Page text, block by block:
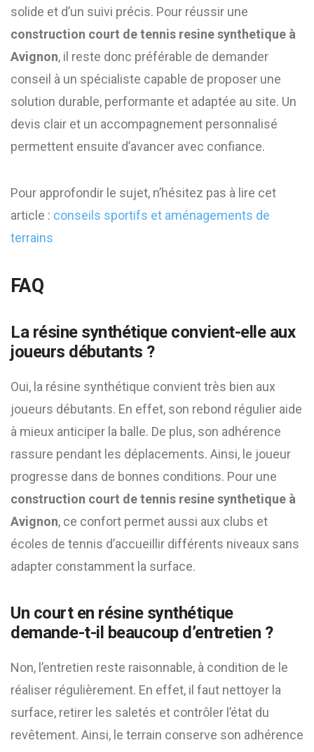
solide et d’un suivi précis. Pour réussir une
construction court de tennis resine synthetique à
Avignon, il reste donc préférable de demander
conseil à un spécialiste capable de proposer une
solution durable, performante et adaptée au site. Un
devis clair et un accompagnement personnalisé
permettent ensuite d’avancer avec confiance.
Pour approfondir le sujet, n’hésitez pas à lire cet
article : conseils sportifs et aménagements de
terrains
FAQ
La résine synthétique convient-elle aux
joueurs débutants ?
Oui, la résine synthétique convient très bien aux
joueurs débutants. En effet, son rebond régulier aide
à mieux anticiper la balle. De plus, son adhérence
rassure pendant les déplacements. Ainsi, le joueur
progresse dans de bonnes conditions. Pour une
construction court de tennis resine synthetique à
Avignon, ce confort permet aussi aux clubs et
écoles de tennis d’accueillir différents niveaux sans
adapter constamment la surface.
Un court en résine synthétique
demande-t-il beaucoup d’entretien ?
Non, l’entretien reste raisonnable, à condition de le
réaliser régulièrement. En effet, il faut nettoyer la
surface, retirer les saletés et contrôler l’état du
revêtement. Ainsi, le terrain conserve son adhérence